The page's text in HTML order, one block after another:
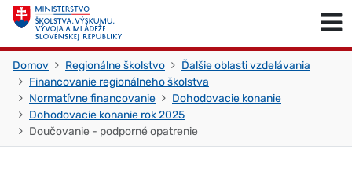
Skočiť na obsah
Domov Regionálne školstvo
Ďalšie oblasti vzdelávania
Financovanie regionálneho školstva
Normatívne financovanie
Dohodovacie konanie
Dohodovacie konanie rok 2025
Doučovanie - podporné opatrenie
Skočiť na začiatok stránky